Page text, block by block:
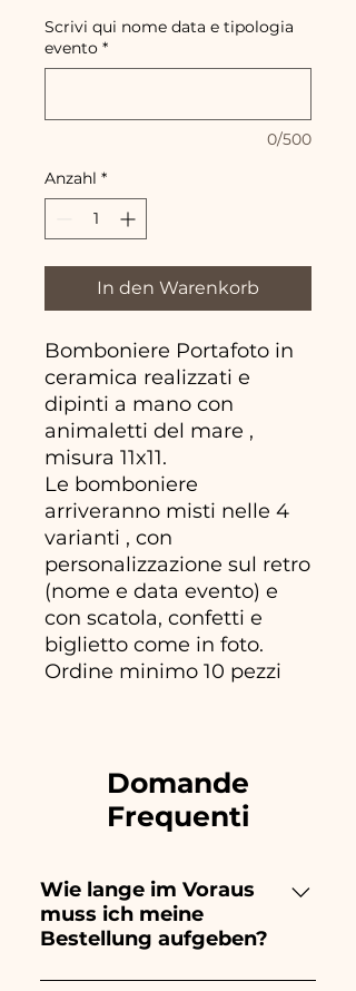
Scrivi qui nome data e tipologia
evento *
0/500
Anzahl *
In den Warenkorb
Bomboniere Portafoto in
ceramica realizzati e
dipinti a mano con
animaletti del mare ,
misura 11x11.
Le bomboniere
arriveranno misti nelle 4
varianti , con
personalizzazione sul retro
(nome e data evento) e
con scatola, confetti e
biglietto come in foto.
Ordine minimo 10 pezzi
Domande
Frequenti
Wie lange im Voraus
muss ich meine
Bestellung aufgeben?
Ceramiche Ania kreiert und